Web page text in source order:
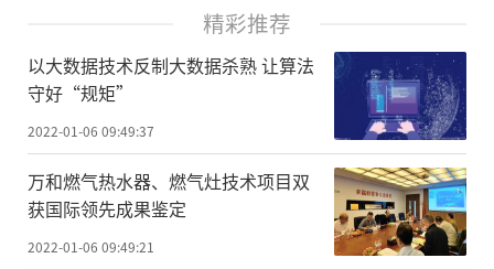
精彩推荐
以大数据技术反制大数据杀熟 让算法
守好“规矩”
2022-01-06 09:49:37
万和燃气热水器、燃气灶技术项目双
获国际领先成果鉴定
2022-01-06 09:49:21